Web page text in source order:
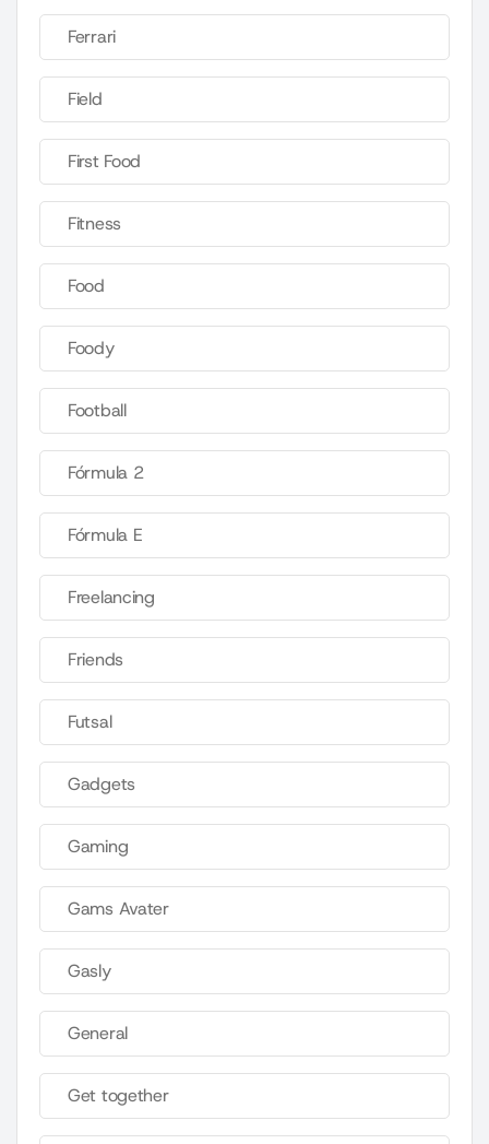
Ferrari
Field
First Food
Fitness
Food
Foody
Football
Fórmula 2
Fórmula E
Freelancing
Friends
Futsal
Gadgets
Gaming
Gams Avater
Gasly
General
Get together